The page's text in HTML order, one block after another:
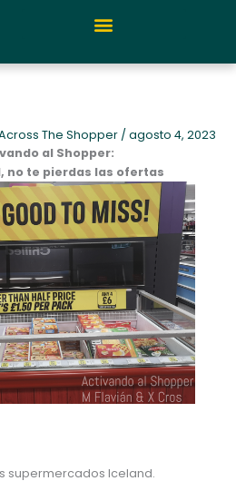
The Shopper / agosto 4, 2023
al Shopper:
no te pierdas las ofertas
supermercados Iceland.